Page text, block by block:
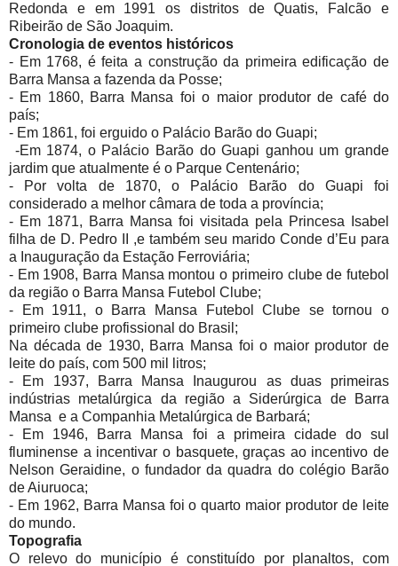
Redonda e em 1991 os distritos de Quatis, Falcão e
Ribeirão de São Joaquim.
Cronologia de eventos históricos
- Em 1768, é feita a construção da primeira edificação de
Barra Mansa a fazenda da Posse;
- Em 1860, Barra Mansa foi o maior produtor de café do
país;
- Em 1861, foi erguido o Palácio Barão do Guapi;
-Em 1874, o Palácio Barão do Guapi ganhou um grande
jardim que atualmente é o Parque Centenário;
- Por volta de 1870, o Palácio Barão do Guapi foi
considerado a melhor câmara de toda a província;
- Em 1871, Barra Mansa foi visitada pela Princesa Isabel
filha de D. Pedro II ,e também seu marido Conde d’Eu para
a Inauguração da Estação Ferroviária;
- Em 1908, Barra Mansa montou o primeiro clube de futebol
da região o Barra Mansa Futebol Clube;
- Em 1911, o Barra Mansa Futebol Clube se tornou o
primeiro clube profissional do Brasil;
Na década de 1930, Barra Mansa foi o maior produtor de
leite do país, com 500 mil litros;
- Em 1937, Barra Mansa Inaugurou as duas primeiras
indústrias metalúrgica da região a Siderúrgica de Barra
Mansa e a Companhia Metalúrgica de Barbará;
- Em 1946, Barra Mansa foi a primeira cidade do sul
fluminense a incentivar o basquete, graças ao incentivo de
Nelson Geraidine, o fundador da quadra do colégio Barão
de Aiuruoca;
- Em 1962, Barra Mansa foi o quarto maior produtor de leite
do mundo.
Topografia
O relevo do município é constituído por planaltos, com